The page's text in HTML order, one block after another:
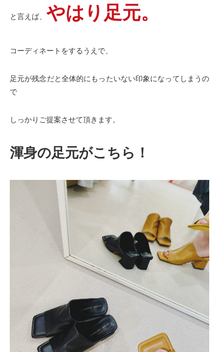
と言えば、 やはり足元。
コーディネートをするうえで、
足元が残念だと全体的にもったいない印象になってしまうの
で
しっかりご提案させて頂きます。
渾身の足元がこちら！